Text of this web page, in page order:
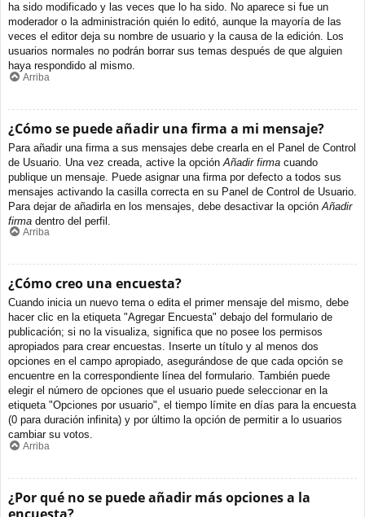
ha sido modificado y las veces que lo ha sido. No aparece si fue un
moderador o la administración quién lo editó, aunque la mayoría de las
veces el editor deja su nombre de usuario y la causa de la edición. Los
usuarios normales no podrán borrar sus temas después de que alguien
haya respondido al mismo.
Arriba
¿Cómo se puede añadir una firma a mi mensaje?
Para añadir una firma a sus mensajes debe crearla en el Panel de Control
de Usuario. Una vez creada, active la opción Añadir firma cuando
publique un mensaje. Puede asignar una firma por defecto a todos sus
mensajes activando la casilla correcta en su Panel de Control de Usuario.
Para dejar de añadirla en los mensajes, debe desactivar la opción Añadir
firma dentro del perfil.
Arriba
¿Cómo creo una encuesta?
Cuando inicia un nuevo tema o edita el primer mensaje del mismo, debe
hacer clic en la etiqueta "Agregar Encuesta" debajo del formulario de
publicación; si no la visualiza, significa que no posee los permisos
apropiados para crear encuestas. Inserte un título y al menos dos
opciones en el campo apropiado, asegurándose de que cada opción se
encuentre en la correspondiente línea del formulario. También puede
elegir el número de opciones que el usuario puede seleccionar en la
etiqueta "Opciones por usuario", el tiempo límite en días para la encuesta
(0 para duración infinita) y por último la opción de permitir a lo usuarios
cambiar su votos.
Arriba
¿Por qué no se puede añadir más opciones a la